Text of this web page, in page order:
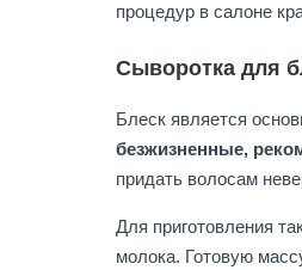
процедур в салоне
Сыворотка для
Блеск является
безжизненные,
придать волосам
Для приготовления
молока. Готовую